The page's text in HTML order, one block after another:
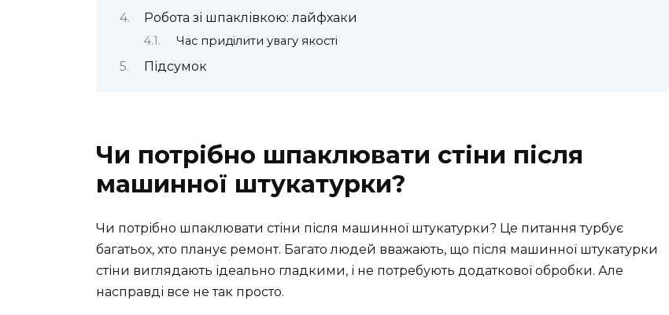
Робота зі шпаклівкою: лайфхаки
Час приділити увагу якості
Підсумок
Чи потрібно шпаклювати стіни після
машинної штукатурки?
Чи потрібно шпаклювати стіни після машинної штукатурки? Це питання турбує
багатьох, хто планує ремонт. Багато людей вважають, що після машинної штукатурки
стіни виглядають ідеально гладкими, і не потребують додаткової обробки. Але
насправді все не так просто.